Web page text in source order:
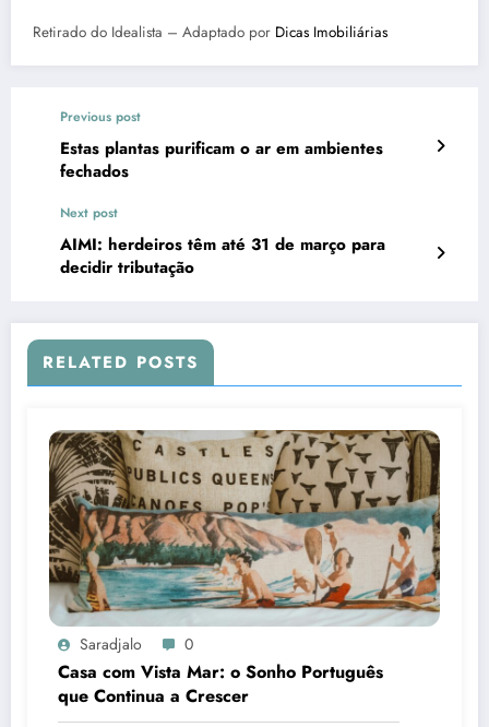
Retirado do Idealista – Adaptado por Dicas Imobiliárias
Previous post
Estas plantas purificam o ar em ambientes
fechados
Next post
AIMI: herdeiros têm até 31 de março para
decidir tributação
RELATED POSTS
Saradjalo 0
Casa com Vista Mar: o Sonho Português
que Continua a Crescer